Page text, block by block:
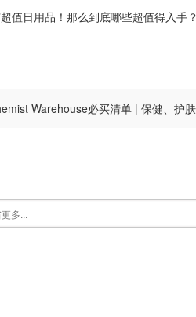
值日用品！那么到底哪些超值得入手
Warehouse必买清单 | 保健、护